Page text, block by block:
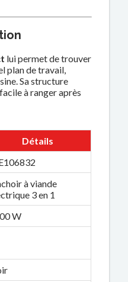
lui permet de trouver
plan de travail,
Sa structure
à ranger après
Détails
à viande
3 en 1
W